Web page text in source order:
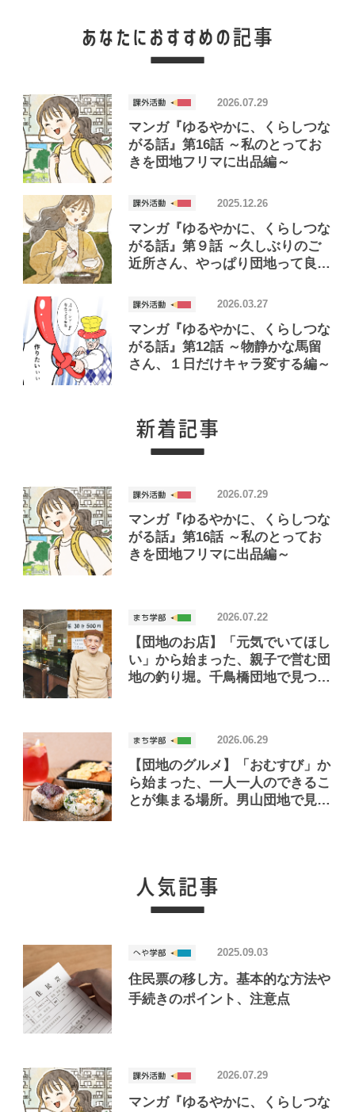
マンガ『ゆるやかに、くらしつな
がる話』第16話 ～私のとってお
きを団地フリマに出品編～
2026.07.29
マンガ『ゆるやかに、くらしつな
がる話』第９話 ～久しぶりのご
近所さん、やっぱり団地って良い
2025.12.26
マンガ『ゆるやかに、くらしつな
がる話』第12話 ～物静かな馬留
さん、１日だけキャラ変する編～
2026.03.27
マンガ『ゆるやかに、くらしつな
がる話』第16話 ～私のとってお
きを団地フリマに出品編～
2026.07.29
【団地のお店】「元気でいてほし
い」から始まった、親子で営む団
地の釣り堀。千鳥橋団地で見つけ
2026.07.22
【団地のグルメ】「おむすび」か
ら始まった、一人一人のできるこ
とが集まる場所。男山団地で見つ
2026.06.29
住民票の移し方。基本的な方法や
手続きのポイント、注意点
2025.09.03
マンガ『ゆるやかに、くらしつな
2026.07.29